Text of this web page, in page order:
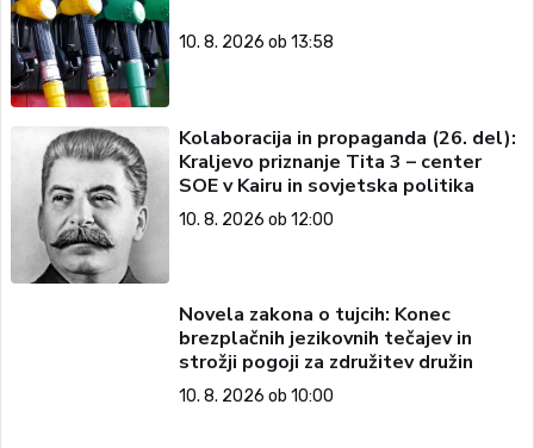
10. 8. 2026 ob 13:58
Kolaboracija in propaganda (26. del):
Kraljevo priznanje Tita 3 – center
SOE v Kairu in sovjetska politika
10. 8. 2026 ob 12:00
Novela zakona o tujcih: Konec
brezplačnih jezikovnih tečajev in
strožji pogoji za združitev družin
10. 8. 2026 ob 10:00